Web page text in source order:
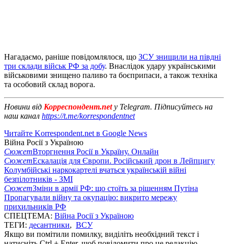
Нагадаємо, раніше повідомлялося, що ЗСУ знищили на півдні
три склади військ РФ за добу. Внаслідок удару українськими
військовими знищено паливо та боєприпаси, а також техніка
та особовий склад ворога.
Новини від Корреспондент.netу Telegram. Підписуйтесь на
наш канал https://t.me/korrespondentnet
Читайте Korrespondent.net в Google News
Війна Росії з Україною
СюжетВторгнення Росії в Україну. Онлайн
СюжетЕскалація для Європи. Російський дрон в Лейпцигу
Колумбійські наркокартелі вчаться українській війні
безпілотників - ЗМІ
СюжетЗміни в армії РФ: що стоїть за рішенням Путіна
Пропагували війну та окупацію: викрито мережу
прихильників РФ
СПЕЦТЕМА: Війна Росії з Україною
ТЕГИ: десантники, ВСУ
Якщо ви помітили помилку, виділіть необхідний текст і